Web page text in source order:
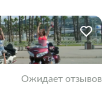
Ожидает отзывов